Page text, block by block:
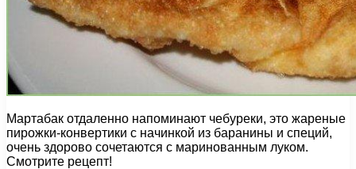
Мартабак отдаленно напоминают чебуреки, это жареные
пирожки-конвертики с начинкой из баранины и специй,
очень здорово сочетаются с маринованным луком.
Смотрите рецепт!